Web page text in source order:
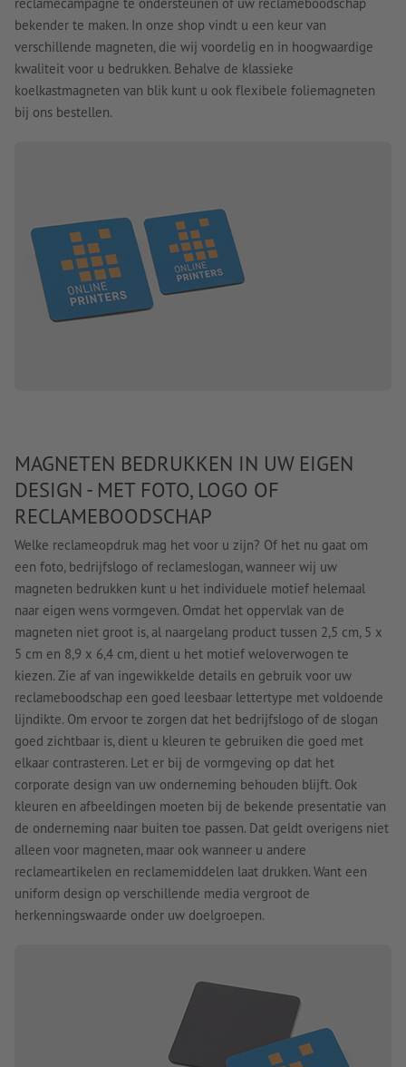
bekender te maken. In onze shop vindt u een keur van
verschillende magneten, die wij voordelig en in hoogwaardige
kwaliteit voor u bedrukken. Behalve de klassieke
koelkastmagneten van blik kunt u ook flexibele foliemagneten
bij ons bestellen.
MAGNETEN BEDRUKKEN IN UW EIGEN
DESIGN - MET FOTO, LOGO OF
RECLAMEBOODSCHAP
Welke reclameopdruk mag het voor u zijn? Of het nu gaat om
een foto, bedrijfslogo of reclameslogan, wanneer wij uw
magneten bedrukken kunt u het individuele motief helemaal
naar eigen wens vormgeven. Omdat het oppervlak van de
magneten niet groot is, al naargelang product tussen 2,5 cm, 5 x
5 cm en 8,9 x 6,4 cm, dient u het motief weloverwogen te
kiezen. Zie af van ingewikkelde details en gebruik voor uw
reclameboodschap een goed leesbaar lettertype met voldoende
lijndikte. Om ervoor te zorgen dat het bedrijfslogo of de slogan
goed zichtbaar is, dient u kleuren te gebruiken die goed met
elkaar contrasteren. Let er bij de vormgeving op dat het
corporate design van uw onderneming behouden blijft. Ook
kleuren en afbeeldingen moeten bij de bekende presentatie van
de onderneming naar buiten toe passen. Dat geldt overigens niet
alleen voor magneten, maar ook wanneer u andere
reclameartikelen en reclamemiddelen laat drukken. Want een
uniform design op verschillende media vergroot de
herkenningswaarde onder uw doelgroepen.